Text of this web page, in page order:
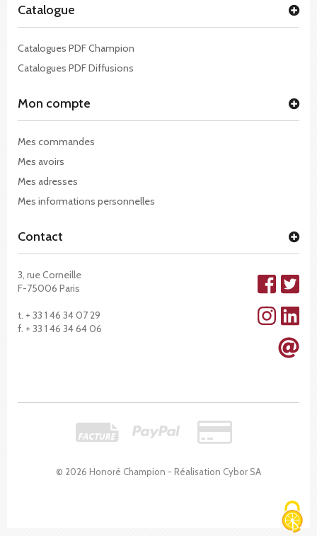
© 2026 Honoré Champion - Réalisation Cybor SA
Catalogue
Catalogues PDF Champion
Catalogues PDF Diffusions
Mon compte
Mes commandes
Mes avoirs
Mes adresses
Mes informations personnelles
Contact
3, rue Corneille
F-75006 Paris
t. + 33 1 46 34 07 29
f. + 33 1 46 34 64 06